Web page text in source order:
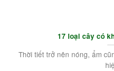
17 loại cây có
Thời tiết trở nên nóng, ẩm